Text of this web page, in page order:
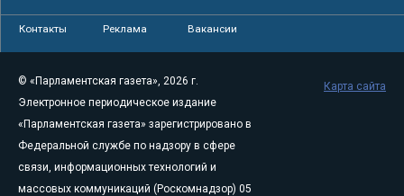
Контакты Реклама Вакансии
© «Парламентская газета», 2026 г.
Электронное периодическое издание
«Парламентская газета» зарегистрировано в
Федеральной службе по надзору в сфере
связи, информационных технологий и
массовых коммуникаций (Роскомнадзор) 05
Карта сайта